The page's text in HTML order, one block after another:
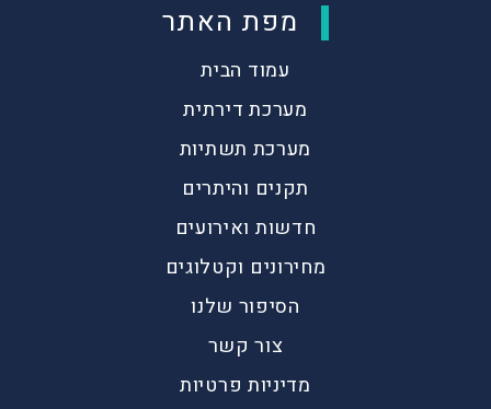
מפת האתר
עמוד הבית
מערכת דירתית
מערכת תשתיות
תקנים והיתרים
חדשות ואירועים
מחירונים וקטלוגים
הסיפור שלנו
צור קשר
מדיניות פרטיות